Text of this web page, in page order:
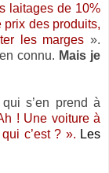
laitages de 10%
prix des produits,
les marges ».
connu. Mais je
s’en prend à
! Une voiture à
c’est ? ». Les